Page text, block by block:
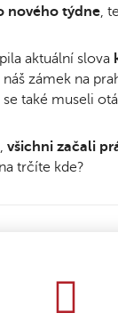
nového týdne,
aktuální slova
zámek na
také museli
všichni začali
trčíte kde?